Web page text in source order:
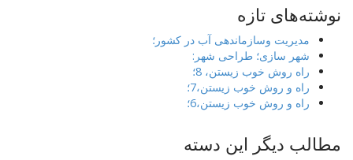
نوشته‌های تازه
مدیریت وسازماندهی آب در کشور؛
شهر سازی؛ طراحی شهر:
راه روش خوب زیستن، 8؛
راه و روش خوب زیستن،7؛
راه و روش خوب زیستن،6؛
مطالب دیگر این دسته